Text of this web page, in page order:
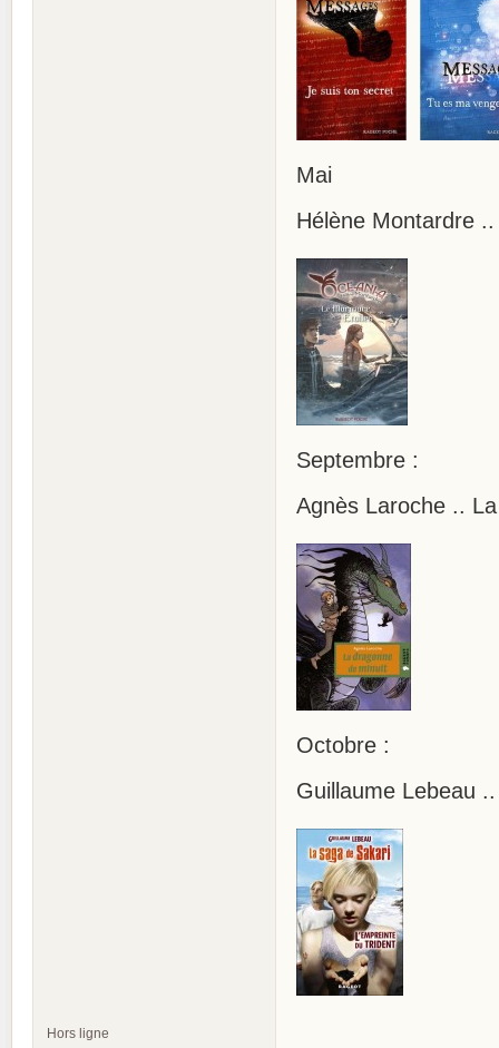
Mai
Hélène Montardre
Septembre :
Agnès Laroche ..
Octobre :
Guillaume Lebeau
Hors ligne